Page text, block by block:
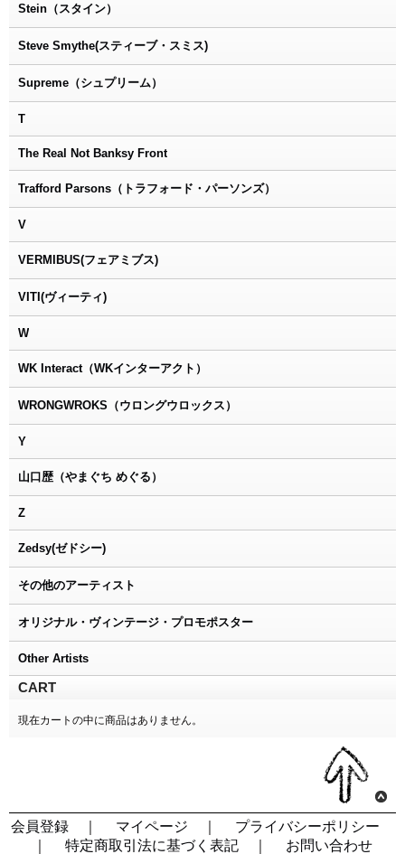
Stein（スタイン）
Steve Smythe(スティーブ・スミス)
Supreme（シュプリーム）
T
The Real Not Banksy Front
Trafford Parsons（トラフォード・パーソンズ）
V
VERMIBUS(フェアミブス)
VITI(ヴィーティ)
W
WK Interact（WKインターアクト）
WRONGWROKS（ウロングウロックス）
Y
山口歴（やまぐち めぐる）
Z
Zedsy(ゼドシー)
その他のアーティスト
オリジナル・ヴィンテージ・プロモポスター
Other Artists
CART
現在カートの中に商品はありません。
会員登録 マイページ
プライバシーポリシー
特定商取引法に基づく表記 お問い合わせ